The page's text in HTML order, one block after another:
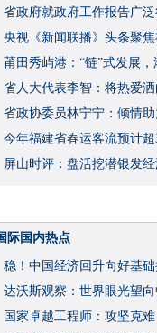
省政府就政府工作报告广
央视《新闻联播》头条聚焦
莆田秀屿港：“链”式发展
省人大代表李智：将热爱
省政协委员林宁宁：倾情
今年福建省春运客流预计超
屏山时评：盘活挖潜银发
际国内热点
稳！中国经济回升向好基础
达沃斯观察：世界眼光望向
国家卓越工程师：攻坚克